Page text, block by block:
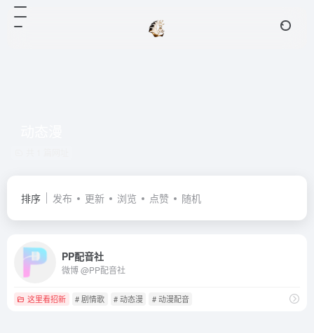
排序 发布 更新 浏览 点赞 随机
PP配音社
微博 @PP配音社
这里看招新 # 剧情歌 # 动态漫 # 动漫配音